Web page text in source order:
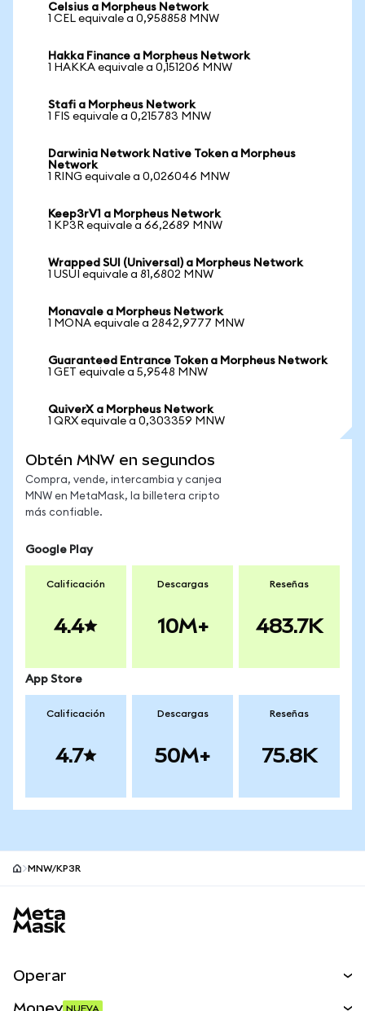
Celsius a Morpheus Network
1 CEL equivale a 0,958858 MNW
Hakka Finance a Morpheus Network
1 HAKKA equivale a 0,151206 MNW
Stafi a Morpheus Network
1 FIS equivale a 0,215783 MNW
Darwinia Network Native Token a Morpheus
Network
1 RING equivale a 0,026046 MNW
Keep3rV1 a Morpheus Network
1 KP3R equivale a 66,2689 MNW
Wrapped SUI (Universal) a Morpheus Network
1 USUI equivale a 81,6802 MNW
Monavale a Morpheus Network
1 MONA equivale a 2842,9777 MNW
Guaranteed Entrance Token a Morpheus Network
1 GET equivale a 5,9548 MNW
QuiverX a Morpheus Network
1 QRX equivale a 0,303359 MNW
Obtén MNW en segundos
Compra, vende, intercambia y canjea
MNW en MetaMask, la billetera cripto
más confiable.
Google Play
Calificación
4.4
Descargas
10M+
Reseñas
483.7K
App Store
Calificación
4.7
Descargas
50M+
Reseñas
75.8K
MNW/KP3R
Operar
NUEVA